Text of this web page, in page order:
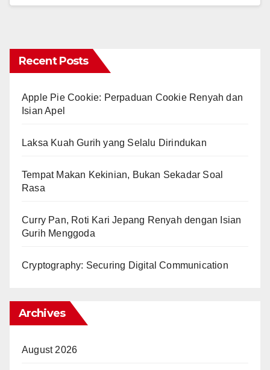
Recent Posts
Apple Pie Cookie: Perpaduan Cookie Renyah dan
Isian Apel
Laksa Kuah Gurih yang Selalu Dirindukan
Tempat Makan Kekinian, Bukan Sekadar Soal
Rasa
Curry Pan, Roti Kari Jepang Renyah dengan Isian
Gurih Menggoda
Cryptography: Securing Digital Communication
Archives
August 2026